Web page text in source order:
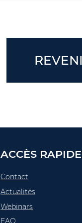
ACCÈS
Contact
Actualités
Webinars